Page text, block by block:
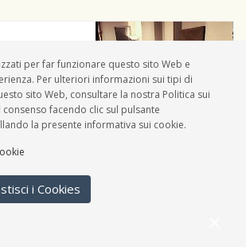
per far funzionare questo sito Web e
Per ulteriori informazioni sui tipi di
sito Web, consultare la nostra Politica sui
facendo clic sul pulsante
la presente informativa sui cookie.
i Cookies